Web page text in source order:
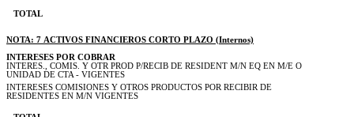
TOTAL
NOTA: 7 ACTIVOS FINANCIEROS CORTO PLAZO (Internos)
INTERESES POR COBRAR
INTERES., COMIS. Y OTR PROD P/RECIB DE RESIDENT M/N EQ EN M/E O
UNIDAD DE CTA - VIGENTES
INTERESES COMISIONES Y OTROS PRODUCTOS POR RECIBIR DE
RESIDENTES EN M/N VIGENTES